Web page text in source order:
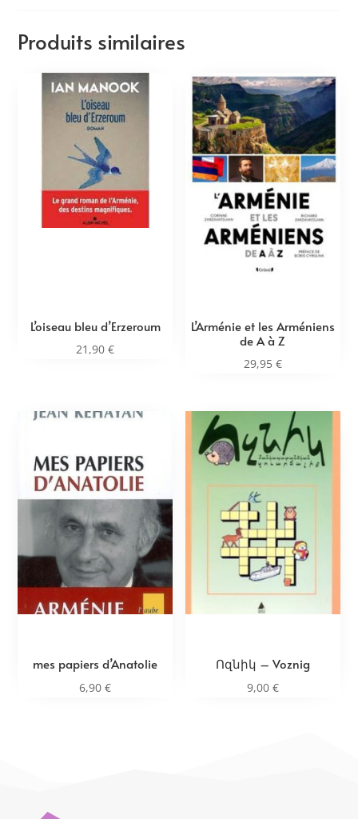
Produits similaires
L’oiseau bleu d’Erzeroum
21,90€
L’Arménie et les Arméniens
de A à Z
29,95 €
mes papiers d’Anatolie
6,90€
Ոզնիկ – Voznig
9,00 €